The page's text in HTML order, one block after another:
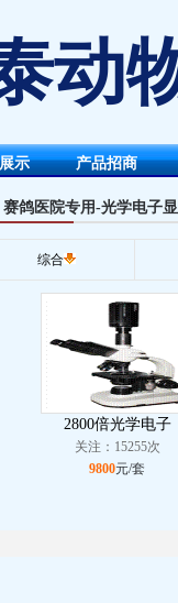
动
示 产品招商
赛鸽医院专用-光学电子
综合
2800倍光学电子
关注：15255次
9800元/套